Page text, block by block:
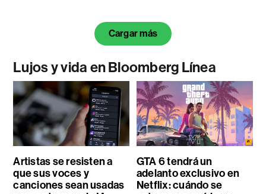
Cargar más
Lujos y vida en Bloomberg Línea
Artistas se resisten a
que sus voces y
canciones sean usadas
GTA 6 tendrá un
adelanto exclusivo en
Netflix: cuándo se